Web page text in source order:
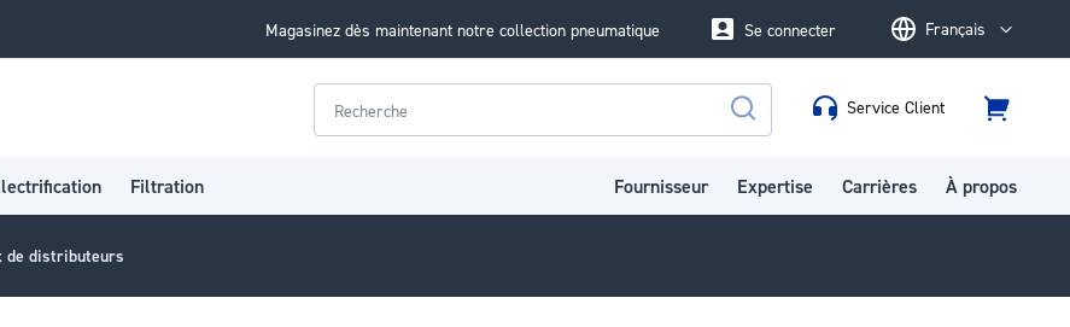
Magasinez dès maintenant notre collection pneumatique LanguageFrançais
Se connecter
Rechercher
Service Client
Panier
Filtration Fournisseur Expertise Carrières À propos
de distributeurs